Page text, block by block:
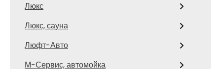
Люкс
Люкс, сауна
Люфт-Авто
М-Сервис, автомойка